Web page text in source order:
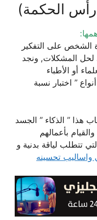
(رأس الحكمة)
الشخص على التفكير
لحل المشكلات, ونجد
أو الأطباء
” اختبار نسبة
هذا ” الذكاء ” الجسد
بأعمالهم
تتطلب لياقة بدنية و
واساليب تحسينه